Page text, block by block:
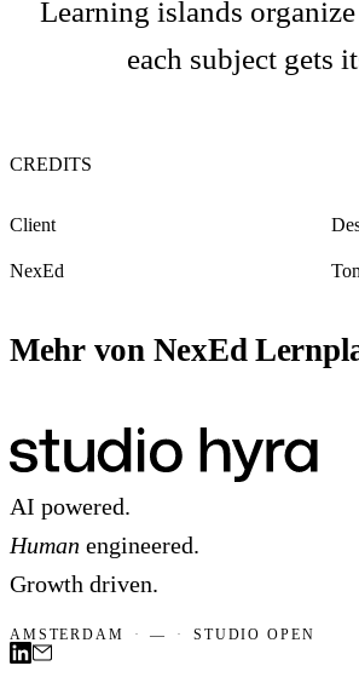
Learning islands
each subject gets
CREDITS
Client
NexEd
Mehr von NexEd
AI powered.
Human engineered.
Growth driven.
AMSTERDAM · — · STUDIO OPEN